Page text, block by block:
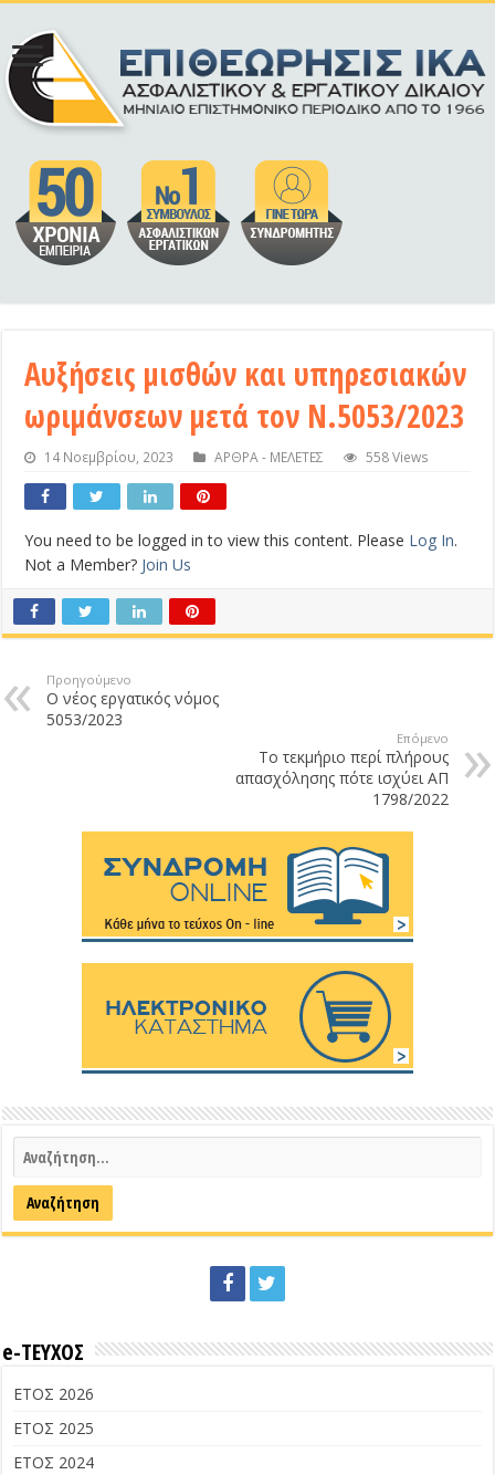
Αυξήσεις μισθών και υπηρεσιακών
ωριμάνσεων μετά τον Ν.5053/2023
14 Νοεμβρίου, 2023 ΑΡΘΡΑ - ΜΕΛΕΤΕΣ 558 Views
You need to be logged in to view this content. Please Log In.
Not a Member? Join Us
Προηγούμενο
Ο νέος εργατικός νόμος
5053/2023
Επόμενο
Το τεκμήριο περί πλήρους
απασχόλησης πότε ισχύει ΑΠ
1798/2022
e-ΤΕΥΧΟΣ
ΕΤΟΣ 2026
ΕΤΟΣ 2025
ΕΤΟΣ 2024